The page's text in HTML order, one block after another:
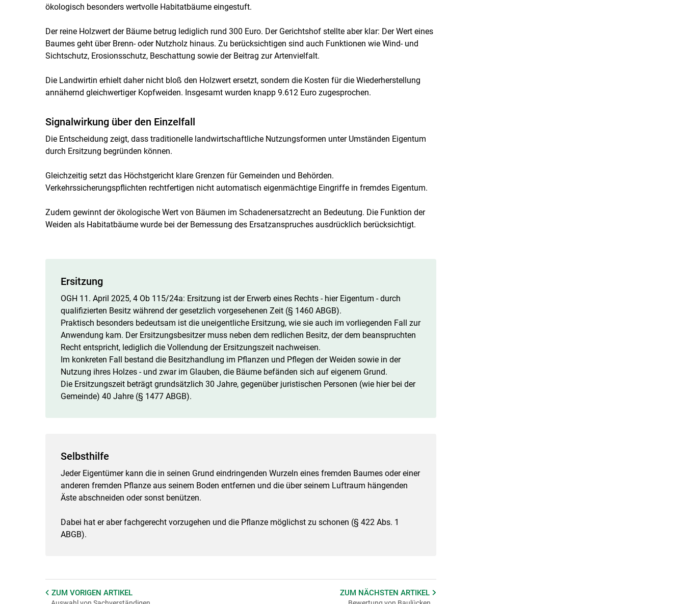
ökologisch besonders wertvolle Habitatbäume eingestuft.
Der reine Holzwert der Bäume betrug lediglich rund 300 Euro. Der Gerichtshof stellte aber klar: Der Wert eines
Baumes geht über Brenn- oder Nutzholz hinaus. Zu berücksichtigen sind auch Funktionen wie Wind- und
Sichtschutz, Erosionsschutz, Beschattung sowie der Beitrag zur Artenvielfalt.
Die Landwirtin erhielt daher nicht bloß den Holzwert ersetzt, sondern die Kosten für die Wiederherstellung
annähernd gleichwertiger Kopfweiden. Insgesamt wurden knapp 9.612 Euro zugesprochen.
Signalwirkung über den Einzelfall
Die Entscheidung zeigt, dass traditionelle landwirtschaftliche Nutzungsformen unter Umständen Eigentum
durch Ersitzung begründen können.
Gleichzeitig setzt das Höchstgericht klare Grenzen für ­Gemeinden und Behörden.
Verkehrssicherungspflichten rechtfertigen nicht automatisch eigenmächtige Eingriffe in fremdes Eigentum.
Zudem gewinnt der ökologische Wert von Bäumen im Schadenersatzrecht an Bedeutung. Die Funktion der
Weiden als Habitatbäume wurde bei der Bemessung des Ersatzanspruches ausdrücklich berücksichtigt.
Ersitzung
OGH 11. April 2025, 4 Ob 115/​24a: Ersitzung ist der Erwerb eines Rechts - hier Eigentum - durch
qualifizierten Besitz während der gesetzlich vorgesehenen Zeit (§ 1460 ABGB).
Praktisch besonders bedeutsam ist die uneigentliche Ersitzung, wie sie auch im vorliegenden Fall zur
Anwendung kam. Der Ersitzungsbesitzer muss neben dem redlichen Besitz, der dem beanspruchten
Recht entspricht, lediglich die Vollendung der Ersitzungszeit nachweisen.
Im konkreten Fall bestand die Besitzhandlung im Pflanzen und Pflegen der Weiden sowie in der
Nutzung ihres Holzes - und zwar im Glauben, die Bäume befänden sich auf eigenem Grund.
Die Ersitzungszeit beträgt grundsätzlich 30 Jahre, gegenüber juristischen Personen (wie hier bei der
Gemeinde) 40 Jahre (§ 1477 ABGB).
Selbsthilfe
Jeder Eigentümer kann die in seinen Grund eindringenden Wurzeln eines fremden Baumes oder einer
anderen fremden Pflanze aus seinem Boden entfernen und die über seinem Luftraum hängenden
Äste abschneiden oder sonst benützen.
Dabei hat er aber fachgerecht vorzugehen und die Pflanze möglichst zu schonen (§ 422 Abs. 1
ABGB).
ZUM VORIGEN ARTIKEL ZUM NÄCHSTENARTIKEL